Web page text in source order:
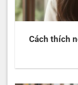
Cách thích